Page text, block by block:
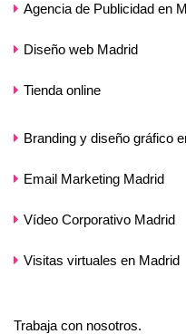
Agencia de Publicidad en
Diseño web Madrid
Tienda online
Branding y diseño gráfico
Email Marketing Madrid
Vídeo Corporativo Madrid
Visitas virtuales en Madrid
Trabaja con nosotros.